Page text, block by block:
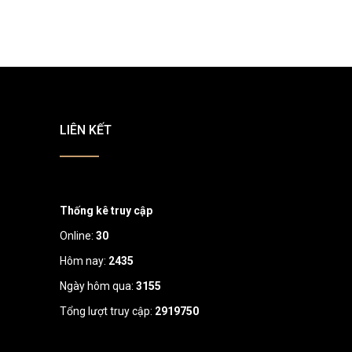
LIÊN KẾT
Thống kê truy cập
Online: 30
Hôm nay: 2435
Ngày hôm qua: 3155
Tổng lượt truy cập: 2919750